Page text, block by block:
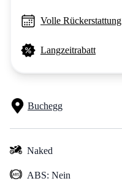
Volle Rückerstattung
Langzeitrabatt
Buchegg
Naked
ABS: Nein